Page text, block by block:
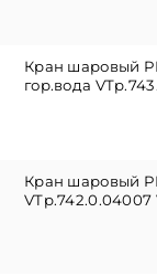
Кран шаровый
гор.вода
Кран шаровый
VTp.742.0.04007